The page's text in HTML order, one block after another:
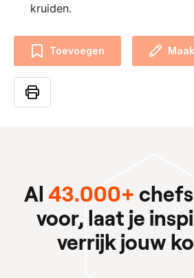
kruiden.
Toevoegen
Al 43.000+
voor, laat je
verrijk jouw